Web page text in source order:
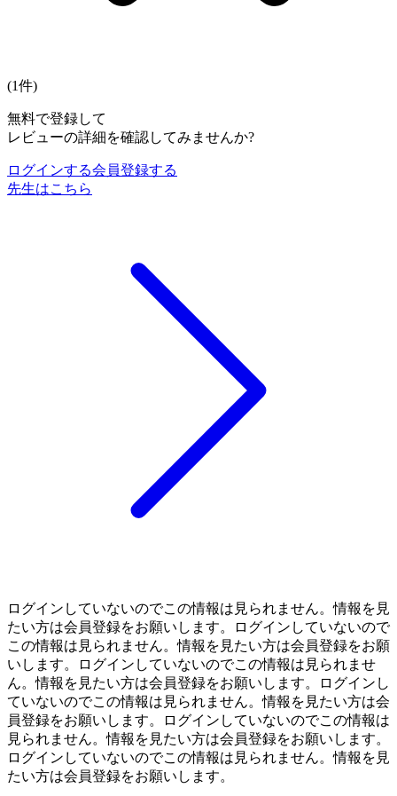
(1件)
無料で登録して
レビューの詳細を確認してみませんか?
ログインする会員登録する
先生はこちら
ログインしていないのでこの情報は見られません。情報を見
たい方は会員登録をお願いします。ログインしていないので
この情報は見られません。情報を見たい方は会員登録をお願
いします。ログインしていないのでこの情報は見られませ
ん。情報を見たい方は会員登録をお願いします。ログインし
ていないのでこの情報は見られません。情報を見たい方は会
員登録をお願いします。ログインしていないのでこの情報は
見られません。情報を見たい方は会員登録をお願いします。
ログインしていないのでこの情報は見られません。情報を見
たい方は会員登録をお願いします。